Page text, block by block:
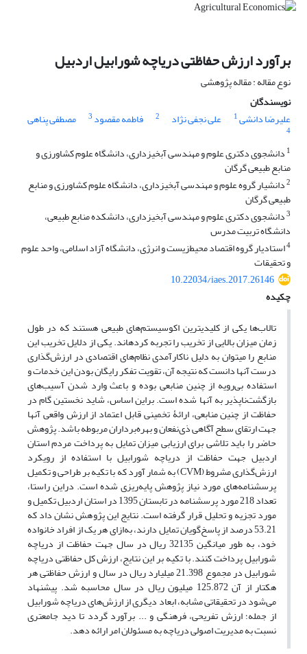
برآورد ارزش حفاظتی دریاچه شورابیل اردبیل
نوع مقاله : مقاله پژوهشی
نویسندگان
علیرضا دانشی1 علی نجفی نژاد 2 فاطمه مقصود 3 مصطفی پناهی
4
1 دانشجوی دکتری علوم و مهندسی آبخیزداری، دانشگاه علوم کشاورزی و
منابع طبیعی گرگان
2دانشیار گروه علوم و مهندسی آبخیزداری، دانشگاه علوم کشاورزی و منابع
طبیعی گرگان
3دانشجوی دکتری علوم و مهندسی آبخیزداری، دانشکده منابع طبیعی،
دانشگاه تربیت مدرس
4استادیار گروه اقتصاد محیط‌زیست و انرژی، دانشگاه آزاد اسلامی، واحد علوم
و تحقیقات
10.22034/iaes.2017.26146
چکیده
تالاب‌ها یکی از کلیدیترین اکوسیستم‌های طبیعی هستند که در طول
زمان میزان بالایی از تخریب را تجربه کرده‎اند. یکی از دلایل تخریب این
منابع را می‎توان به دلیل ناکارآمدی نظام‌های اقتصادی در ارزش‌گذاری
درست آنها دانست که نتیجه آن، تقویت تفکر رایگان بودن این خدمات و
استفاده بی‌رویه از چنین منابعی بوده و باعث وارد شدن آسیب‌های
بازگشت‌ناپذیر به آنها شده است. براین اساس، شاید نخستین گام در
حفاظت از چنین منابعی، ارائۀ تخمینی قابل اعتماد از ارزش واقعی آنها
جهت ارتقای سطح آگاهی ذی‌نفعان و بهره‌برداران مربوطه باشد. پژوهش
حاضر را باید تلاشی برای ارزیابی میزان تمایل به پرداخت مردم استان
اردبیل جهت حفاظت از دریاچه شورابیل با استفاده از رویکرد
ارزش‌گذاری مشروط (CVM) به شمار آورد که با تکیه بر طراحی و تکمیل
پرسشنامه‌های مورد نیاز پژوهش پایه‌ریزی شده است. دراین راستا،
تعداد 218 مورد پرسشنامه در تابستان 1395 در استان اردبیل تکمیل و
مورد تجزیه و تحلیل قرار گرفته است. نتایج این پژوهش نشان داد که
53.21 درصد از پاسخ‌گویان تمایل دارند، به‌ازای هر یک از افراد خانواده
خود، به طور میانگین 32135 ریال در سال جهت حفاظت از دریاچه
شورابیل پرداخت کنند. با تکیه بر این نتایج، ارزش کل حفاظتی دریاچه
شورابیل در مجموع 21.398 میلیارد ریال در سال و ارزش حفاظتی هر
هکتار از آن 125.872 میلیون ریال در سال محاسبه شد. پیشنهاد
می‌شود در تحقیقاتی مشابه، ابعاد دیگری از ارزش‌های دریاچه شورابیل
از جمله؛ ارزش‌ تفریحی، فرهنگی و ... برآورد گردد تا دید جامع‎تری
نسبت به مدیریت اصولی دریاچه به مسئولان امر ارائه دهد.